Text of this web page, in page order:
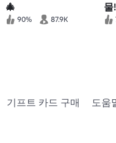
🎄
90% 87.9K
트
기프트 카드 구매 도움